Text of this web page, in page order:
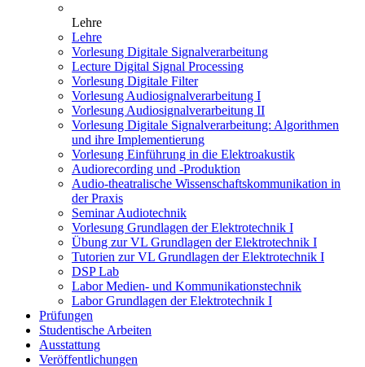
Lehre
Lehre
Vorlesung Digitale Signalverarbeitung
Lecture Digital Signal Processing
Vorlesung Digitale Filter
Vorlesung Audiosignalverarbeitung I
Vorlesung Audiosignalverarbeitung II
Vorlesung Digitale Signalverarbeitung: Algorithmen
und ihre Implementierung
Vorlesung Einführung in die Elektroakustik
Audiorecording und -Produktion
Audio-theatralische Wissenschaftskommunikation in
der Praxis
Seminar Audiotechnik
Vorlesung Grundlagen der Elektrotechnik I
Übung zur VL Grundlagen der Elektrotechnik I
Tutorien zur VL Grundlagen der Elektrotechnik I
DSP Lab
Labor Medien- und Kommunikationstechnik
Labor Grundlagen der Elektrotechnik I
Prüfungen
Studentische Arbeiten
Ausstattung
Veröffentlichungen